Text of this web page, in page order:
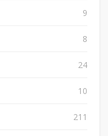
9
8
24
10
211